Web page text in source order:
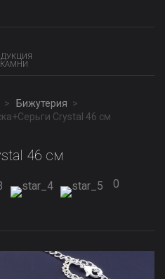
КАМНИ
Бижутерия
Сrystal 46 см
46 см
0